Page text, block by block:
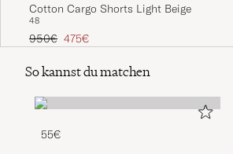
Cotton Cargo Shorts Light Beige
48
Regulärer Preis
950€ Reduzierter Preis
475€
So kannst du matchen
55€